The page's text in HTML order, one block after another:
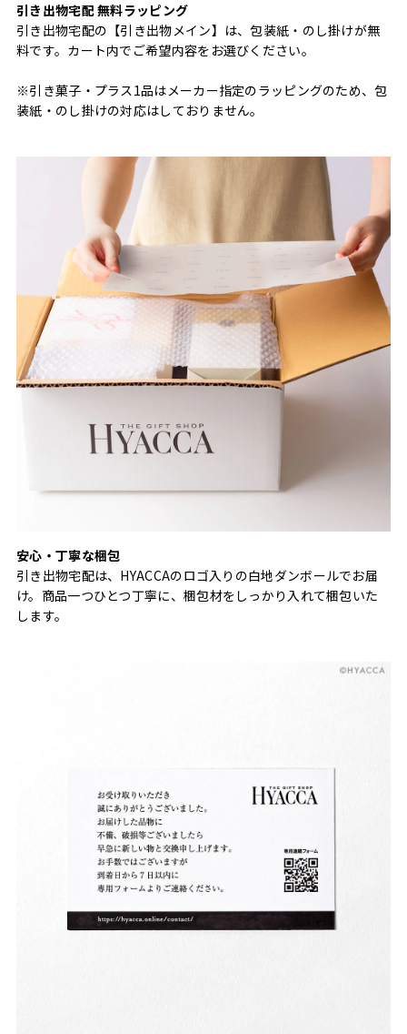
引き出物宅配 無料ラッピング
引き出物宅配の【引き出物メイン】は、包装紙・のし掛けが無
料です。カート内でご希望内容をお選びください。
※引き菓子・プラス1品はメーカー指定のラッピングのため、包
装紙・のし掛けの対応はしておりません。
安心・丁寧な梱包
引き出物宅配は、HYACCAのロゴ入りの白地ダンボールでお届
け。商品一つひとつ丁寧に、梱包材をしっかり入れて梱包いた
します。